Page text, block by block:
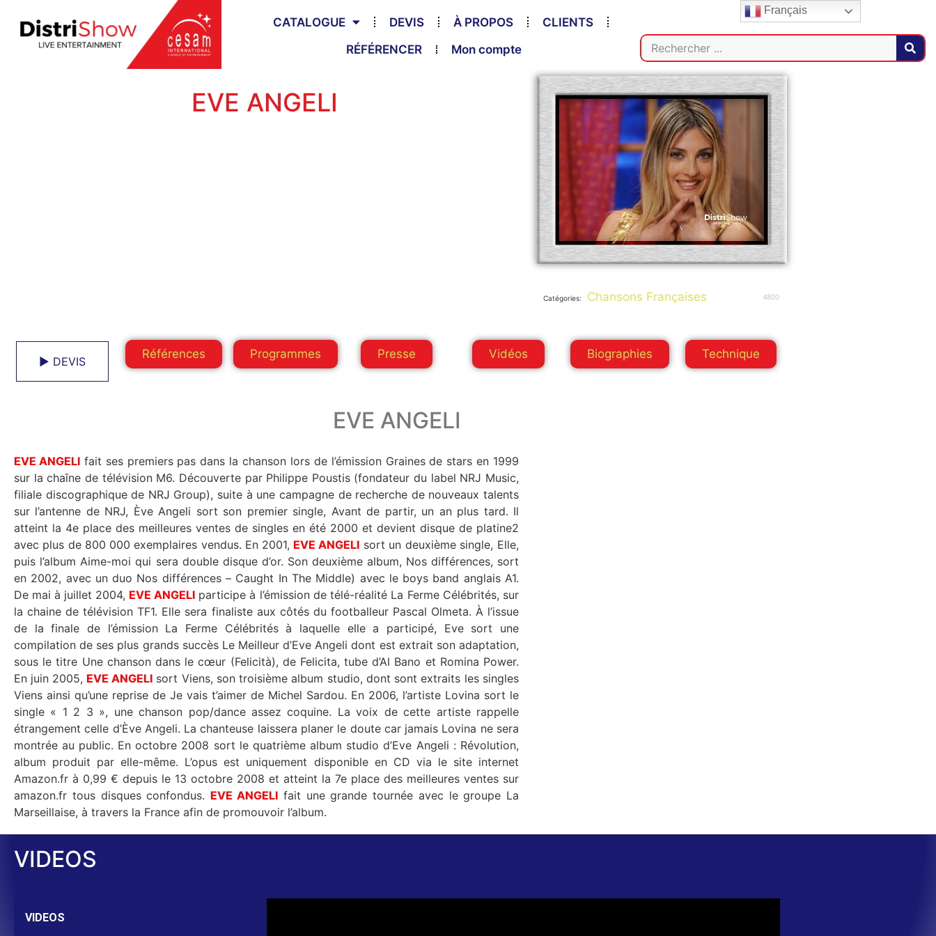
CATALOGUE DEVIS À PROPOS
CLIENTS
RÉFÉRENCER
Mon compte
EVE ANGELI
Catégories: Chansons Françaises 4800
► DEVIS
Références Programmes Presse Vidéos Biographies Technique
EVE ANGELI
EVE ANGELI fait ses premiers pas dans la chanson lors de l’émission Graines de stars en 1999
sur la chaîne de télévision M6. Découverte par Philippe Poustis (fondateur du label NRJ Music,
filiale discographique de NRJ Group), suite à une campagne de recherche de nouveaux talents
sur l’antenne de NRJ, Ève Angeli sort son premier single, Avant de partir, un an plus tard. Il
atteint la 4e place des meilleures ventes de singles en été 2000 et devient disque de platine2
avec plus de 800 000 exemplaires vendus. En 2001, EVE ANGELI sort un deuxième single, Elle,
puis l’album Aime-moi qui sera double disque d’or. Son deuxième album, Nos différences, sort
en 2002, avec un duo Nos différences – Caught In The Middle) avec le boys band anglais A1.
De mai à juillet 2004, EVE ANGELI participe à l’émission de télé-réalité La Ferme Célébrités, sur
la chaine de télévision TF1. Elle sera finaliste aux côtés du footballeur Pascal Olmeta. À l’issue
de la finale de l’émission La Ferme Célébrités à laquelle elle a participé, Eve sort une
compilation de ses plus grands succès Le Meilleur d’Eve Angeli dont est extrait son adaptation,
sous le titre Une chanson dans le cœur (Felicità), de Felicita, tube d’Al Bano et Romina Power.
En juin 2005, EVE ANGELI sort Viens, son troisième album studio, dont sont extraits les singles
Viens ainsi qu’une reprise de Je vais t’aimer de Michel Sardou. En 2006, l’artiste Lovina sort le
single « 1 2 3 », une chanson pop/dance assez coquine. La voix de cette artiste rappelle
étrangement celle d’Ève Angeli. La chanteuse laissera planer le doute car jamais Lovina ne sera
montrée au public. En octobre 2008 sort le quatrième album studio d’Eve Angeli : Révolution,
album produit par elle-même. L’opus est uniquement disponible en CD via le site internet
Amazon.fr à 0,99 € depuis le 13 octobre 2008 et atteint la 7e place des meilleures ventes sur
amazon.fr tous disques confondus. EVE ANGELI fait une grande tournée avec le groupe La
Marseillaise, à travers la France afin de promouvoir l’album.
VIDEOS
VIDEOS
Français